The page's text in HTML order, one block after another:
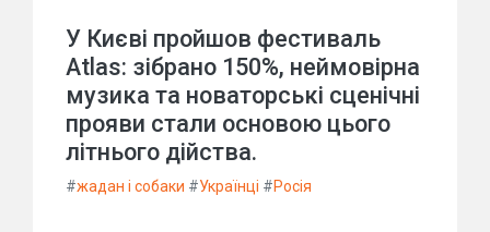
У Києві пройшов фестиваль
Atlas: зібрано 150%, неймовірна
музика та новаторські сценічні
прояви стали основою цього
літнього дійства.
#жадан і собаки #Українці #Росія